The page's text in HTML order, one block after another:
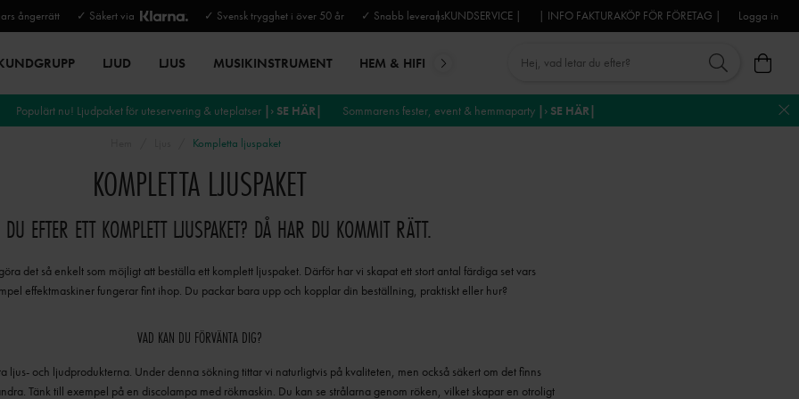
ångerrätt ✓ Säkert via ✓ Svensk trygghet i över 50 år ✓ Snabb leverans| KUNDSERVICE | | INFO FAKTURAKÖP FÖR FÖRETAG | Logga in
LJUD LJUS MUSIKINSTRUMENT HEM & HIFI MIKROFONER DJ-UTRUSTNING TROSS
Populärt nu! Ljudpaket för uteservering & uteplatser |› SE HÄR| Sommarens fester, event & hemmaparty |› SE HÄR|
Kompletta ljuspaket
KOMPLETTA LJUSPAKET
DU EFTER ETT KOMPLETT LJUSPAKET? DÅ HAR DU KOMMIT RÄTT.
det så enkelt som möjligt att beställa ett komplett ljuspaket. Därför har vi skapat ett stort antal färdiga set vars
effektmaskiner fungerar fint ihop. Du packar bara upp och kopplar din beställning, praktiskt eller hur?
VAD KAN DU FÖRVÄNTA DIG?
ljus- och ljudprodukterna. Under denna sökning tittar vi naturligtvis på kvaliteten, men också säkert om det finns
Tänk till exempel på en discolampa med rökmaskin. Du kan se strålarna genom röken, vilket skapar en otroligt